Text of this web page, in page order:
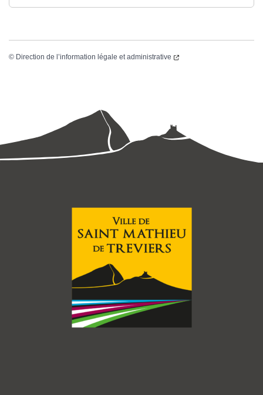
© Direction de l’information légale et administrative